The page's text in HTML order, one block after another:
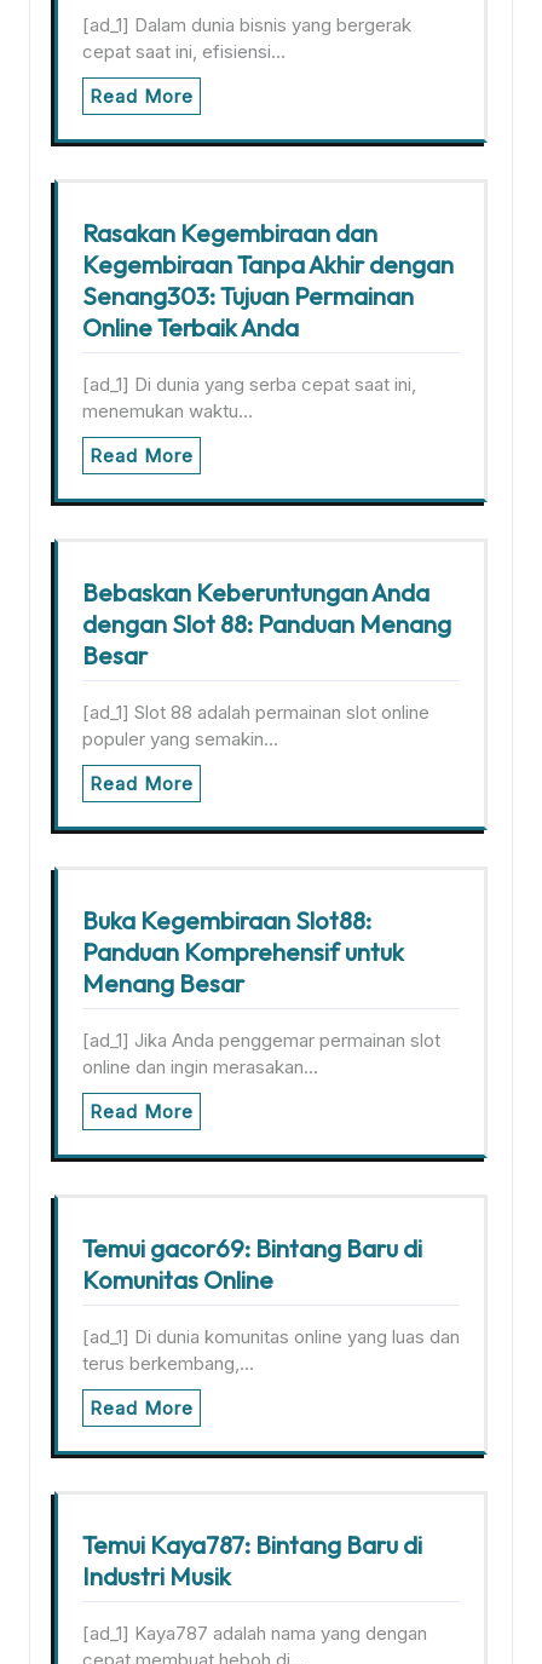
[ad_1] Dalam dunia bisnis yang bergerak
cepat saat ini, efisiensi…
Read More
Rasakan Kegembiraan dan
Kegembiraan Tanpa Akhir dengan
Senang303: Tujuan Permainan
Online Terbaik Anda
[ad_1] Di dunia yang serba cepat saat ini,
menemukan waktu…
Read More
Bebaskan Keberuntungan Anda
dengan Slot 88: Panduan Menang
Besar
[ad_1] Slot 88 adalah permainan slot online
populer yang semakin…
Read More
Buka Kegembiraan Slot88:
Panduan Komprehensif untuk
Menang Besar
[ad_1] Jika Anda penggemar permainan slot
online dan ingin merasakan…
Read More
Temui gacor69: Bintang Baru di
Komunitas Online
[ad_1] Di dunia komunitas online yang luas dan
terus berkembang,…
Read More
Temui Kaya787: Bintang Baru di
Industri Musik
[ad_1] Kaya787 adalah nama yang dengan